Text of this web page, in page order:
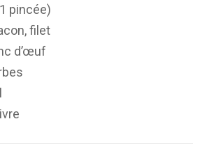
pincée)
filet
d’œuf